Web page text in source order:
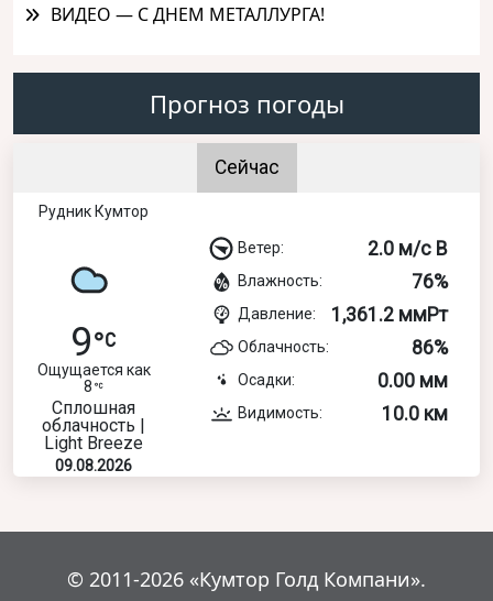
ВИДЕО — С ДНЕМ МЕТАЛЛУРГА!
Прогноз погоды
Сейчас
Рудник Кумтор
9
Ощущается как
8
Сплошная
облачность |
Light Breeze
09.08.2026
Ветер: 2.0 м/с В
Влажность: 76%
Давление: 1,361.2 ммРт
Облачность: 86%
Осадки: 0.00 мм
Видимость: 10.0 км
© 2011-2026 «Кумтор Голд Компани».